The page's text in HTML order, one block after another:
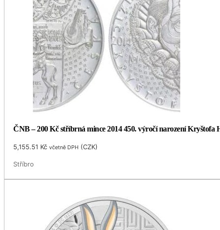
ČNB – 200 Kč stříbrná mince 2014 450. výročí narození
5,155.51 Kč včetně DPH (CZK)
Stříbro